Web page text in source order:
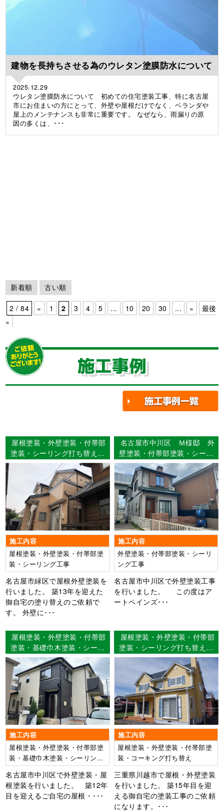
建物を長持ちさせる為のウレタン塗膜防水について
2025.12.29
ウレタン塗膜防水について 初めての住宅塗装工事、特に名古屋
市にお住まいの方にとって、外壁や屋根だけでなく、ベランダや
屋上のメンテナンスも非常に重要です。 なぜなら、雨漏りの原
因の多くは、･･･
新着順 古い順
2 / 84 « 1 2 3 4 5 ... 10 20 30 ... »
最後
»
施工事例
屋根塗装・外壁塗装・付帯部
塗装・シーリング打ち替え名
古屋市緑区 I様邸
施工内容
屋根塗装・外壁塗装・付帯部塗
装・シーリング工事
名古屋市緑区で屋根外壁塗装を
行いました。 築13年を迎えた
御自宅の塗り替えのご依頼で
す。 外壁に･･･
名古屋市中川区 Ｍ様邸 外
壁塗装・付帯部塗装・シーリ
ング工事 【使用塗料】外
壁：超低汚染ﾘﾌｧｲﾝ 1000Si-
IR
施工内容
外壁塗装・付帯部塗装・シーリ
ング工事
名古屋市中川区で外壁塗装工事
を行いました。 この度はア
ートペインズ･･･
屋根塗装・外壁塗装・付帯部
塗装・基礎巾木塗装・シーリ
ング打ち替え工事・ベランダ
FRP防水工事 名古屋市中川
区 Ｈ様邸
施工内容
屋根塗装・外壁塗装・付帯部塗
装・基礎巾木塗装・シーリング
打ち替え工事・ベランダFRP防
水工事
名古屋市中川区で外壁塗装・屋
根塗装を行いました。 築12年
目を迎えるご自宅の屋根・･･･
屋根塗装・外壁塗装・付帯部
塗装・シーリング打ち替え
三重県川越市 S様邸
施工内容
屋根塗装・外壁塗装・付帯部塗
装・コーキング打ち替え
三重県川越市で屋根・外壁塗装
を行いました。 築15年目を迎
える御自宅の塗装工事のご依頼
になります。･･･